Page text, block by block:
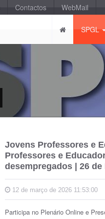
Contactos WebMail
SPGL
Jovens Professores e
Professores e
desempregados | 26 de
12 de março de 2026 11:53:00
Participa no Plenário Online e